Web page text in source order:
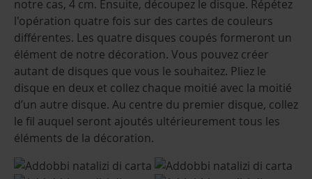
notre cas, 4 cm. Ensuite, découpez le disque. Répétez
l'opération quatre fois sur des cartes de couleurs
différentes. Les quatre disques coupés formeront un
élément de notre décoration. Vous pouvez créer
autant de disques que vous le souhaitez. Pliez le
disque en deux et collez chaque moitié avec la moitié
d’un autre disque. Au centre du premier disque, collez
le fil auquel seront ajoutés ultérieurement tous les
éléments de la décoration.